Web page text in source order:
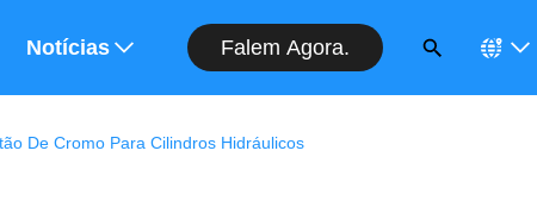
Notícias Falem Agora.
De Cromo Para Cilindros Hidráulicos